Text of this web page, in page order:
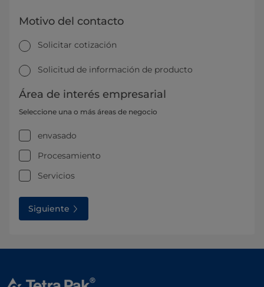
Motivo del contacto
Solicitar cotización
Solicitud de información de producto
Área de interés empresarial
Seleccione una o más áreas de negocio
envasado
Procesamiento
Servicios
Siguiente